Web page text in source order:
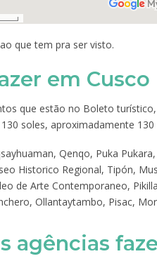
que tem pra ser visto.
em Cusco
que estão no Boleto
soles, aproximadamente
Qenqo, Puka
Historico Regional, Tipón,
de Arte Contemporaneo,
Ollantaytambo, Pisac,
agências